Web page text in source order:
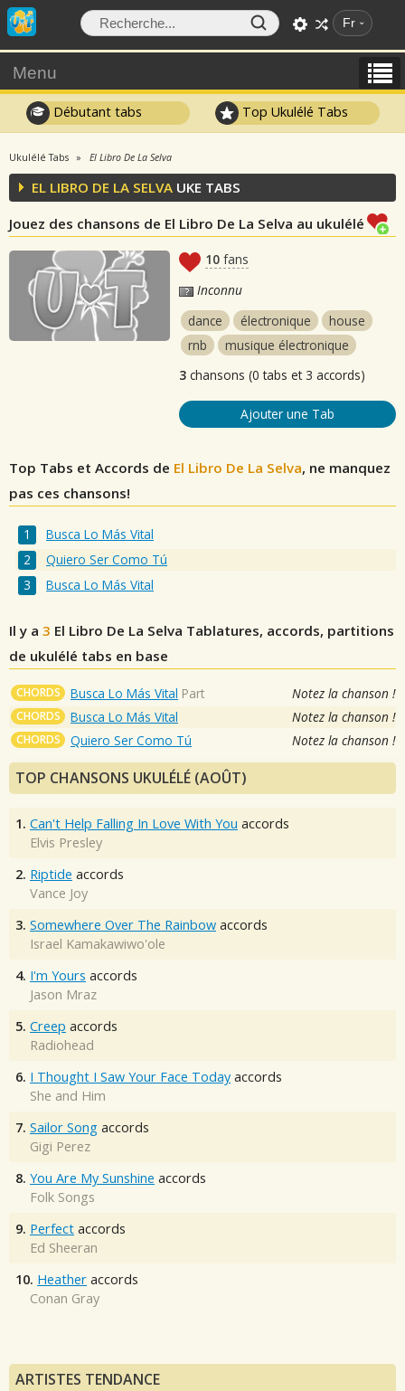
Fr
Menu
Débutant tabs Top Ukulélé Tabs
Ukulélé Tabs El Libro De La Selva
EL LIBRO DE LA SELVA UKE TABS
Jouez des chansons de El Libro De La Selva au ukulélé
10 fans
Inconnu
dance
électronique
house
rnb
musique électronique
3 chansons (0 tabs et 3 accords)
Ajouter une Tab
Top Tabs et Accords de El Libro De La Selva, ne manquez
pas ces chansons!
Busca Lo Más Vital
Quiero Ser Como Tú
Busca Lo Más Vital
Il y a 3 El Libro De La Selva Tablatures, accords, partitions
de ukulélé tabs en base
CHORDS Busca Lo Más Vital Part Notez la chanson !
CHORDS Busca Lo Más Vital Notez la chanson !
CHORDS Quiero Ser Como Tú Notez la chanson !
TOP CHANSONS UKULÉLÉ (AOÛT)
1. Can't Help Falling In Love With You accords
Elvis Presley
2. Riptide accords
Vance Joy
3. Somewhere Over The Rainbow accords
Israel Kamakawiwo'ole
4. I'm Yours accords
Jason Mraz
5. Creep accords
Radiohead
6. I Thought I Saw Your Face Today accords
She and Him
7. Sailor Song accords
Gigi Perez
8. You Are My Sunshine accords
Folk Songs
9. Perfect accords
Ed Sheeran
10. Heather accords
Conan Gray
ARTISTES TENDANCE